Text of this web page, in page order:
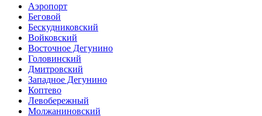
Аэропорт
Беговой
Бескудниковский
Войковский
Восточное Дегунино
Головинский
Дмитровский
Западное Дегунино
Коптево
Левобережный
Молжаниновский